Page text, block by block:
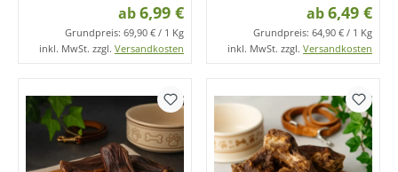
ab6,99 €
Grundpreis: 69,90 € / 1 Kg
inkl. MwSt. zzgl. Versandkosten
ab6,49 €
Grundpreis: 64,90 € / 1 Kg
inkl. MwSt. zzgl. Versandkosten